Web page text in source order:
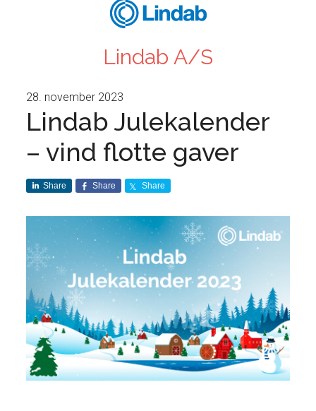
Lindab A/S
28. november 2023
Lindab Julekalender
– vind flotte gaver
Share Share Share